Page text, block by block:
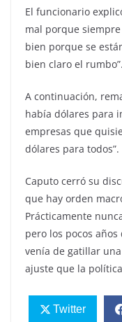
El funcionario
mal porque
bien porque se
bien claro el rumbo”.
A continuación,
había dólares para
empresas que
dólares para todos”.
Caputo cerró su
que hay orden
Prácticamente
pero los pocos
venía de gatillar
ajuste que la
Twitter